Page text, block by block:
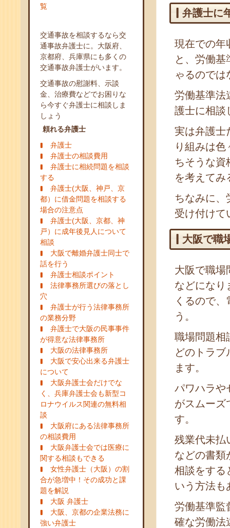
覧
交通事故を相談するなら交
通事故弁護士に。大阪府、
京都府、兵庫県にも多くの
交通事故弁護士がいます。
交通事故の慰謝料、示談
金、治療費などでお困りな
ら今すぐ弁護士に相談しま
しょう
頼れる弁護士
弁護士
弁護士の相談費用
弁護士に相続問題を相談
する
弁護士(大阪、神戸、京
都）に借金問題を相談する
場合の注意点
弁護士(大阪、京都、神
戸）に成年後見人について
相談
大阪で離婚弁護士同士で
話を行う
弁護士相談ポイント
法律事務所選びの落とし
穴
弁護士が行う法律事務所
の業務分野
弁護士で大阪の民事事件
が得意な法律事務所
大阪の法律事務所
大阪で安心出来る弁護士
について
大阪弁護士会だけでな
く、兵庫弁護士会も新型コ
ロナウイルス関連の無料相
談
大阪府にある法律事務所
の相談費用
大阪弁護士会では医療に
関する相談もできる
女性弁護士（大阪）の割
合が急増中！その成功と課
題を解説
大阪 弁護士
大阪、京都の企業法務に
強い弁護士
弁護士に
現在での年
と、労働
ゃるのでは
労働基準法
護士に相談
実は弁護士
り組みは
ちそうな資
を考えてみ
ちなみに、
受け付けて
大阪で職
大阪で職場
などになり
くるので
う。
職場問題相
どのトラ
ます。
パワハラや
がスムーズ
す。
残業代未払
などの書類
相談をする
いう方法も
労働基準監
確な労働法